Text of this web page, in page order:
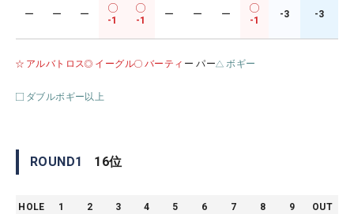
ー ー ー
-1 -1
ー ー ー
-1
-3 -3
アルバトロス イーグル バーティ ー パー ボギー
ダブルボギー以上
ROUND1 16位
HOLE 1 2 3 4 5 6 7 8 9 OUT